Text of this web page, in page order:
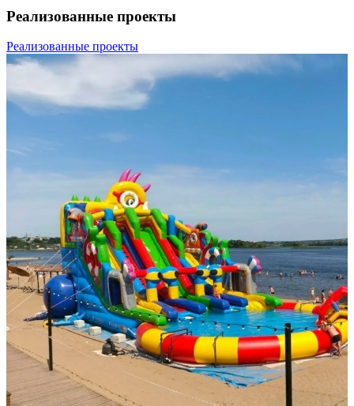
Реализованные проекты
Реализованные проекты